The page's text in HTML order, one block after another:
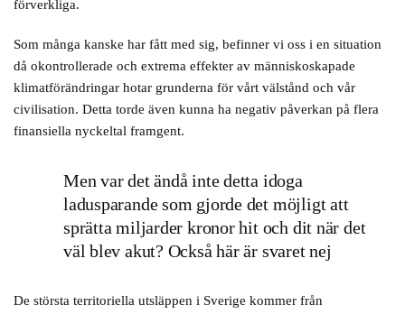
förverkliga.
Som många kanske har fått med sig, befinner vi oss i en situation
då okontrollerade och extrema effekter av människoskapade
klimatförändringar hotar grunderna för vårt välstånd och vår
civilisation. Detta torde även kunna ha negativ påverkan på flera
finansiella nyckeltal framgent.
Men var det ändå inte detta idoga
ladusparande som gjorde det möjligt att
sprätta miljarder kronor hit och dit när det
väl blev akut? Också här är svaret nej
De största territoriella utsläppen i Sverige kommer från